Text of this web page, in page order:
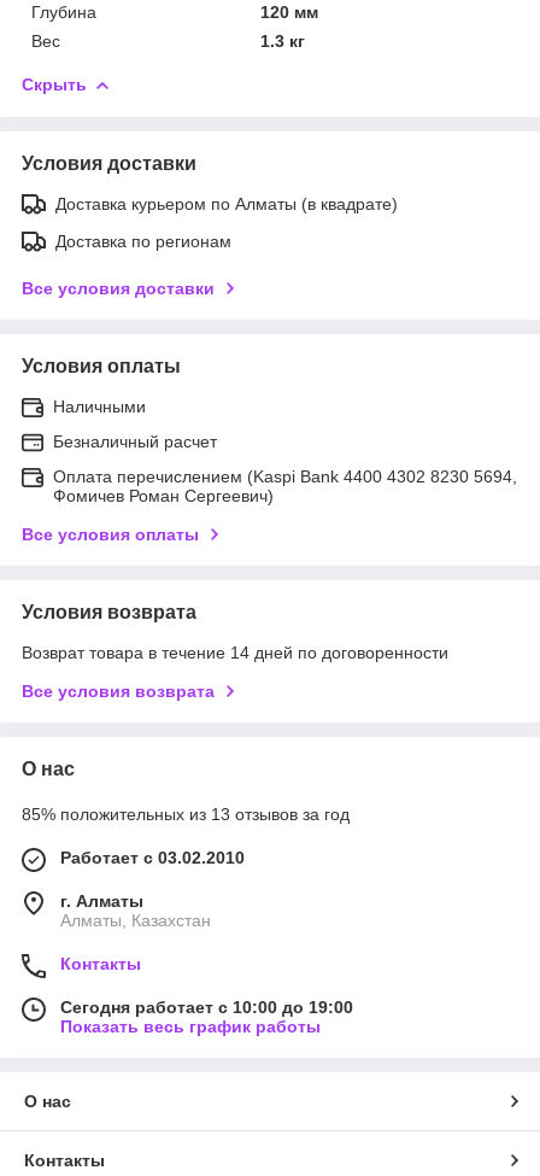
Глубина
120 мм
Вес
1.3 кг
Скрыть
Условия доставки
Доставка курьером по Алматы (в квадрате)
Доставка по регионам
Все условия доставки
Условия оплаты
Наличными
Безналичный расчет
Оплата перечислением (Kaspi Bank 4400 4302 8230 5694,
Фомичев Роман Сергеевич)
Все условия оплаты
Условия возврата
Возврат товара в течение 14 дней по договоренности
Все условия возврата
О нас
85% положительных из 13 отзывов за год
Работает с 03.02.2010
г. Алматы
Алматы, Казахстан
Контакты
Сегодня работает с 10:00 до 19:00
Показать весь график работы
О нас
Контакты